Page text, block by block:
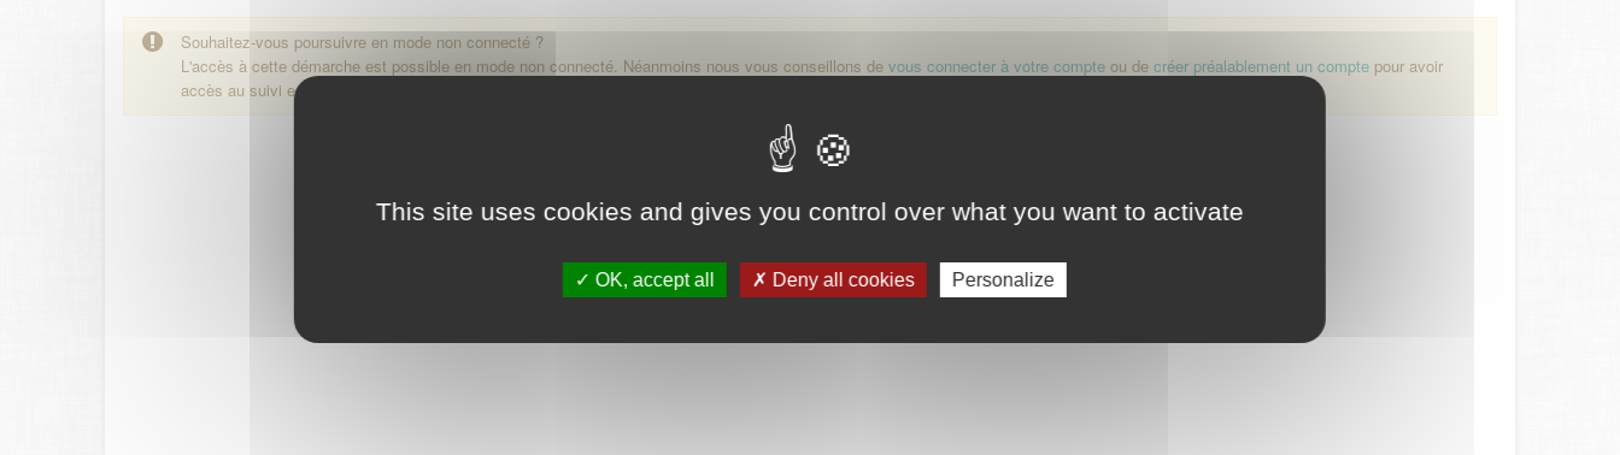
This site uses cookies and gives you control over what you want to activate
OK, accept all Deny all cookies Personalize
Souhaitez-vous poursuivre en mode non connecté ?
L'accès à cette démarche est possible en mode non connecté. Néanmoins nous vous conseillons de vous connecter à votre compte ou de créer préalablement un compte pour avoir
accès au suivi en ligne de la démarche.
Démarrer